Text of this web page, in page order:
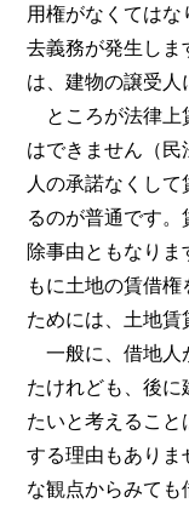
用権がなくては
去義務が発生しま
は、建物の譲受人
ところが法律上
はできません（
人の承諾なくし
るのが普通です
除事由ともなり
もに土地の賃借
ためには、土地賃
一般に、借地人
たけれども、後
たいと考えるこ
する理由もあり
な観点からみて